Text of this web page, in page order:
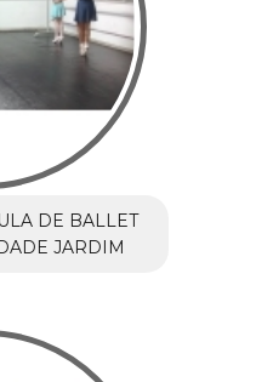
DE BALLET
JARDIM